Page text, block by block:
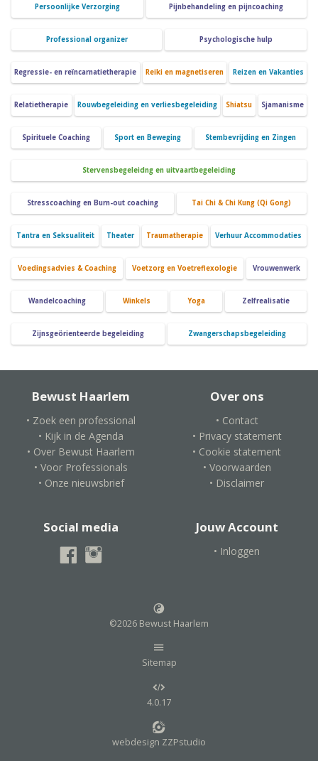
Persoonlijke Verzorging Pijnbehandeling en pijncoaching
Professional organizer Psychologische hulp
Regressie- en reïncarnatietherapie Reiki en magnetiseren Reizen en Vakanties
Relatietherapie Rouwbegeleiding en verliesbegeleiding Shiatsu Sjamanisme
Spirituele Coaching Sport en Beweging Stembevrijding en Zingen
Stervensbegeleidng en uitvaartbegeleiding
Stresscoaching en Burn-out coaching Tai Chi & Chi Kung (Qi Gong)
Tantra en Seksualiteit Theater Traumatherapie Verhuur Accommodaties
Voedingsadvies & Coaching Voetzorg en Voetreflexologie Vrouwenwerk
Wandelcoaching Winkels Yoga Zelfrealisatie
Zijnsgeörienteerde begeleiding Zwangerschapsbegeleiding
Bewust Haarlem
• Zoek een professional
• Kijk in de Agenda
• Over Bewust Haarlem
• Voor Professionals
• Onze nieuwsbrief
Over ons
• Contact
• Privacy statement
• Cookie statement
• Voorwaarden
• Disclaimer
Social media Jouw Account
• Inloggen
©2026 Bewust Haarlem
Sitemap
4.0.17
webdesign ZZPstudio